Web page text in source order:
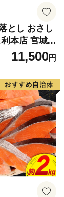
とし おさし
本店 宮城県
魚介類 鮭 お
食 個包装
鮮丼 魚介
11,500円